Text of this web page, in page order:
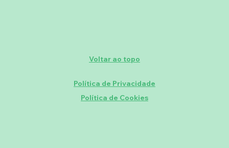
Política de Privacidade
Voltar ao topo
Política de Cookies